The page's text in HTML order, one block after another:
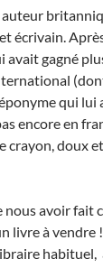
écrivain.
avait gagné
qui lui
encore en
crayon, doux
nous avoir fait
livre à vendre
habituel,